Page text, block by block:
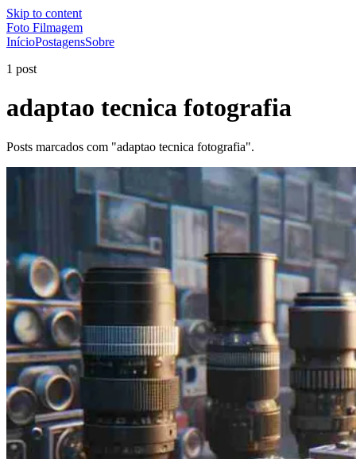
Skip to content
Foto Filmagem
InícioPostagensSobre
1 post
adaptao tecnica fotografia
Posts marcados com "adaptao tecnica fotografia".